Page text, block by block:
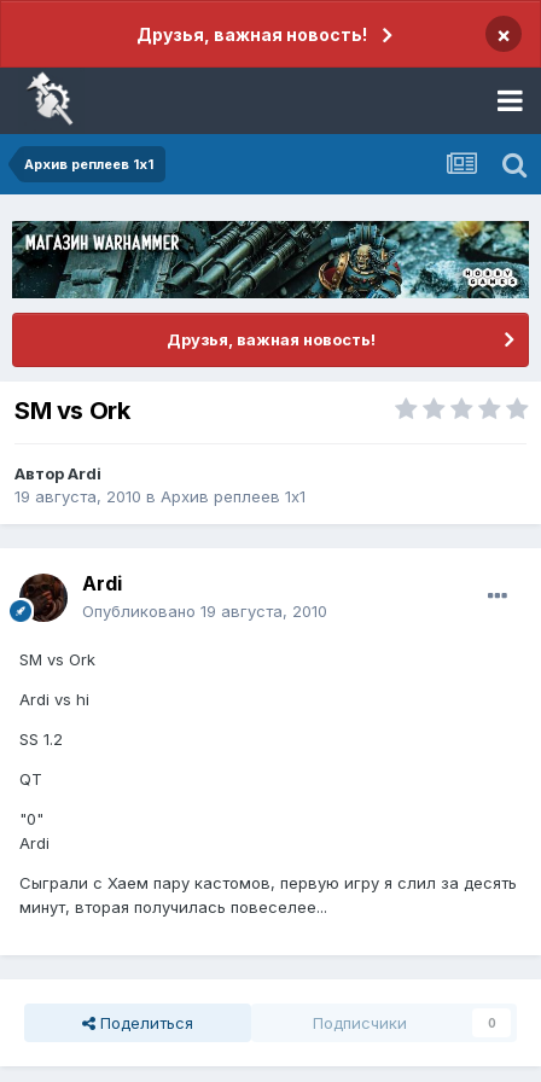
Друзья, важная новость! ×
Архив реплеев 1x1
Друзья, важная новость!
SM vs Ork
АвторArdi
19 августа, 2010 в Архив реплеев 1x1
Ardi
Опубликовано 19 августа, 2010
SM vs Ork
Ardi vs hi
SS 1.2
QT
"0"
Ardi
Сыграли с Хаем пару кастомов, первую игру я слил за десять
минут, вторая получилась повеселее...
Поделиться Подписчики 0